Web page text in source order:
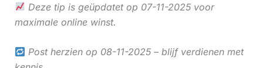
Deze tip is geüpdatet op 07-11-2025 voor
maximale online winst.
Post herzien op 08-11-2025 – blijf verdienen met